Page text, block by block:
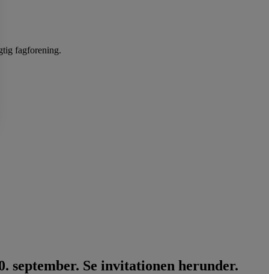
fagforening.
september. Se invitationen herunder.